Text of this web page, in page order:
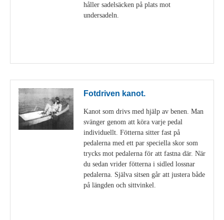
håller sadelsäcken på plats mot
undersadeln.
Fotdriven kanot.
Kanot som drivs med hjälp av benen. Man
svänger genom att köra varje pedal
individuellt. Fötterna sitter fast på
pedalerna med ett par speciella skor som
trycks mot pedalerna för att fastna där. När
du sedan vrider fötterna i sidled lossnar
pedalerna. Själva sitsen går att justera både
på längden och sittvinkel.